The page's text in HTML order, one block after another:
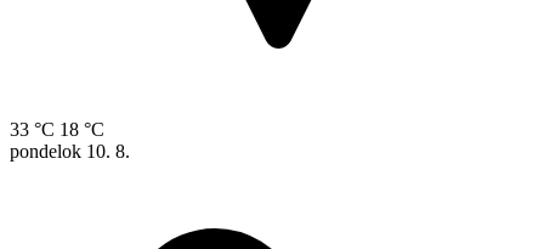
33 °C 18 °C
pondelok 10. 8.